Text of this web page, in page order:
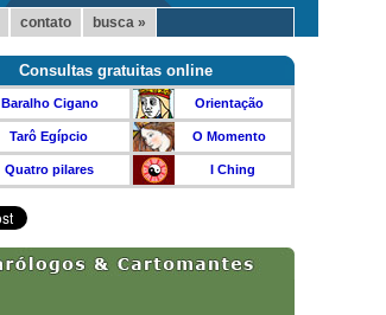
contato busca »
Consultas gratuitas online
Baralho Cigano
Tarô Egípcio
Quatro pilares
Orientação
O Momento
I Ching